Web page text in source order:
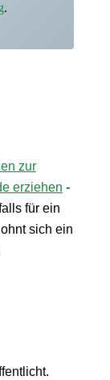
.
zur
erziehen -
für ein
sich ein